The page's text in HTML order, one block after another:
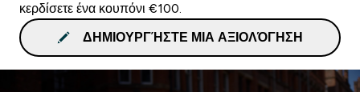
κερδίσετε ένα κουπόνι €100.
ΔΗΜΙΟΥΡΓΉΣΤΕ ΜΙΑ ΑΞΙΟΛΌΓΗΣΗ